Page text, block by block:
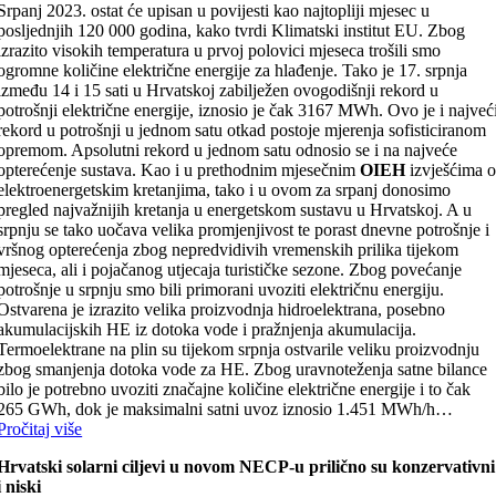
2023. ostat će upisan u povijesti kao najtopliji mjesec u
120 000 godina, kako tvrdi Klimatski institut EU. Zbog
visokih temperatura u prvoj polovici mjeseca trošili smo
količine električne energije za hlađenje. Tako je 17. srpnja
14 i 15 sati u Hrvatskoj zabilježen ovogodišnji rekord u
električne energije, iznosio je čak 3167 MWh. Ovo je i
u potrošnji u jednom satu otkad postoje mjerenja sofisticiranom
Apsolutni rekord u jednom satu odnosio se i na najveće
sustava. Kao i u prethodnim mjesečnimOIEHizvješćima o
kretanjima, tako i u ovom za srpanj donosimo
najvažnijih kretanja u energetskom sustavu u Hrvatskoj. A u
se tako uočava velika promjenjivost te porast dnevne potrošnje i
opterećenja zbog nepredvidivih vremenskih prilika tijekom
ali i pojačanog utjecaja turističke sezone. Zbog povećanje
u srpnju smo bili primorani uvoziti električnu energiju.
je izrazito velika proizvodnja hidroelektrana, posebno
HE iz dotoka vode i pražnjenja akumulacija.
na plin su tijekom srpnja ostvarile veliku proizvodnju
smanjenja dotoka vode za HE. Zbog uravnoteženja satne bilance
je potrebno uvoziti značajne količine električne energije i to čak
GWh, dok je maksimalni satni uvoz iznosio 1.451 MWh/h…
više
solarni ciljevi u novom NECP-u prilično su konzervativni
niski